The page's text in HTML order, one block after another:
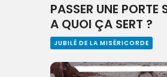
PASSER UNE PORTE
A QUOI ÇA SERT ?
JUBILÉ DE LA MISÉRICORDE